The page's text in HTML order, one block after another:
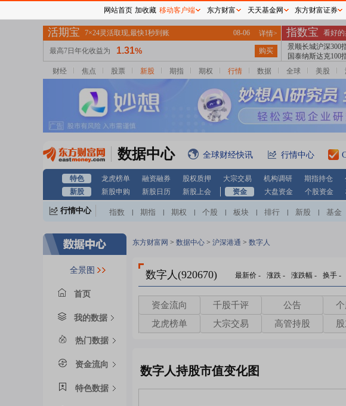
财经 焦点 股票 新股 期指 期权 行情 数据 全球 美股
数据中心 全球财经快讯 行情中心
特色 龙虎榜单 融资融券 股权质押 大宗交易 机构调研 期指持仓
新股
新股申购 新股日历 新股上会 资金 大盘资金 个股资金
行情中心 指数 期指 期权 个股 板块 排行 新股 基金
全景图
首页
我的数据
热门数据
资金流向
特色数据
东方财富网 > 数据中心 > 沪深港通 > 数字人
数字人(920670) 最新价 - 涨跌 - 涨跌幅 - 换手 -
资金流向 千股千评 公告
龙虎榜单
大宗交易 高管持股
数字人持股市值变化图
网站首页 加收藏 移动客户端 东方财富 天天基金网 东方财富证券